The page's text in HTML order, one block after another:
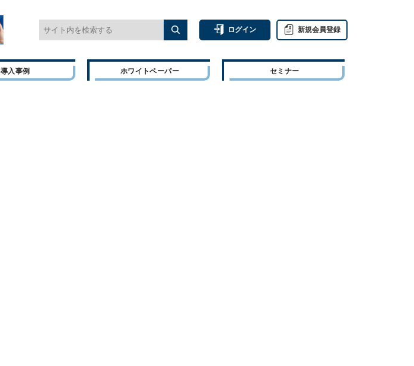
ログイン 新規会員登録
導入事例 ホワイトペーパー セミナー